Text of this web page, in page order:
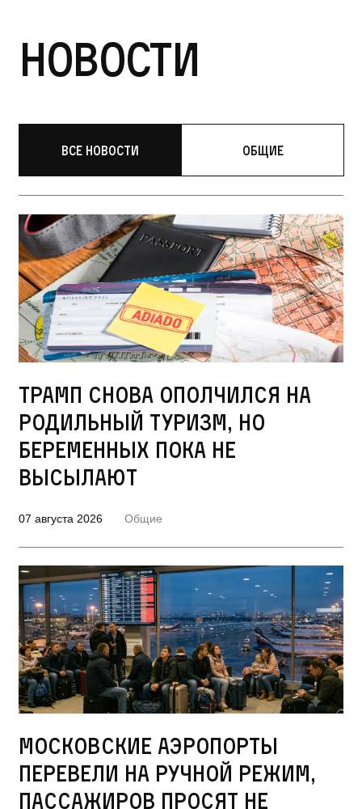
Новости
Все новости Общие
Трамп снова ополчился на
родильный туризм, но
беременных пока не
высылают
07 августа 2026 Общие
Московские аэропорты
перевели на ручной режим,
пассажиров просят не